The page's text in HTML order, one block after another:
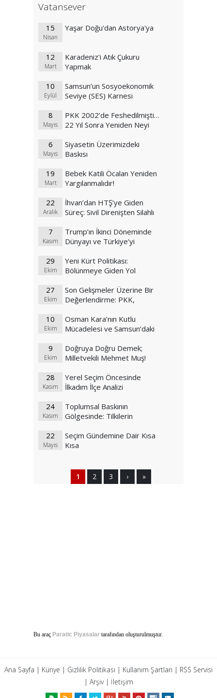
Vatansever
15
Nisan
Yaşar Doğu'dan Astorya'ya
12
Mart
Karadeniz’i Atık Çukuru
Yapmak
10
Eylül
Samsun’un Sosyoekonomik
Seviye (SES) Karnesi
8
Mayıs
PKK 2002’de Feshedilmişti…
22 Yıl Sonra Yeniden Neyi
6
Mayıs
Siyasetin Üzerimizdeki
Baskısı
19
Mart
Bebek Katili Öcalan Yeniden
Yargılanmalıdır!
22
Aralık
İhvan’dan HTŞ’ye Giden
Süreç: Sivil Direnişten Silahlı
7
Kasım
Trump’ın İkinci Döneminde
Dünyayı ve Türkiye’yi
29
Ekim
Yeni Kürt Politikası:
Bölünmeye Giden Yol
27
Ekim
Son Gelişmeler Üzerine Bir
Değerlendirme: PKK,
10
Ekim
Osman Kara’nın Kutlu
Mücadelesi ve Samsun’daki
Bayrak Yakma Olayı
9
Ekim
Doğruya Doğru Demek;
Milletvekili Mehmet Muş!
28
Kasım
Yerel Seçim Öncesinde
İlkadım İlçe Analizi
24
Kasım
Toplumsal Baskının
Gölgesinde: Tilkilerin
22
Mayıs
Seçim Gündemine Dair Kısa
Kısa
1 2 3 › »
Bu araç Paratic Piyasalar tarafından oluşturulmuştur.
Ana Sayfa | Künye | Gizlilik Politikası | Kullanım Şartları | RSS Servisi
| Arşiv| İletişim